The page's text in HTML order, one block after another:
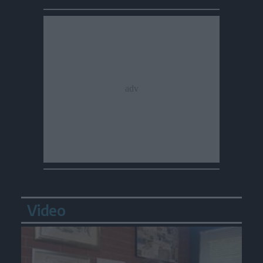
Video